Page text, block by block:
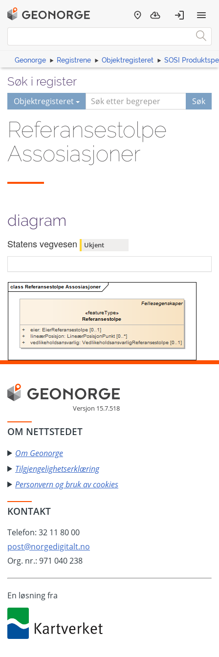
Geonorge Registrene Objektregisteret SOSI
Søk i register
Objektregisteret Søk
Referansestolpe
Assosiasjoner
diagram
Statens vegvesen Ukjent